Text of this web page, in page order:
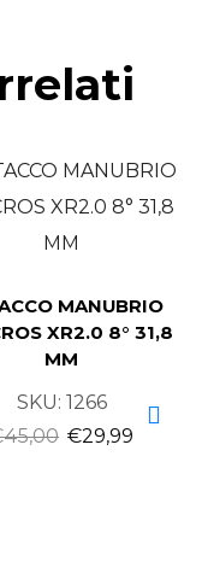
MANUBRIO
XR2.0 8° 31,8
MM
SKU: 1266
45,00 €29,99